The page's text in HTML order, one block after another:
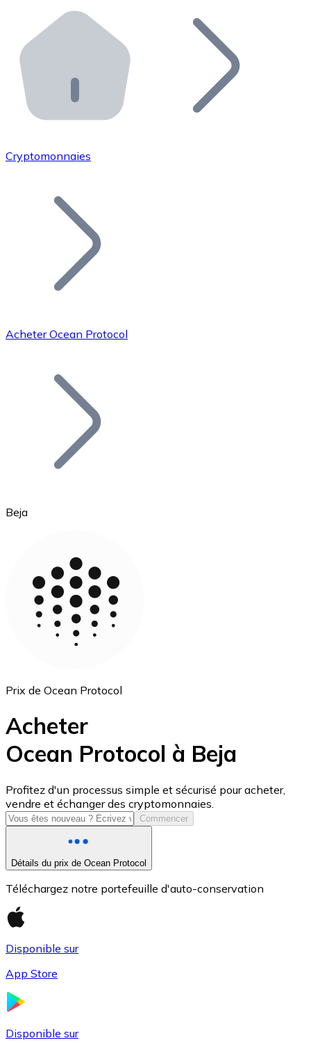
Distributeurs automatiques Bitnovo
Intégrez un ATM Bitnovo dans votre entreprise et
API Bitnovo
Intégrez notre API dans votre écosystème.
Rejoignez notre réseau de distributeurs et
Ajoutez le token de votre projet à notre service
Bitcoin
Ethereum
ETH
USD Coin
USDC
Cryptomonnaies
Acheter Ocean Protocol
Beja
Prix de Ocean Protocol
Acheter
Ocean Protocol à Beja
Profitez d'un processus simple et sécurisé pour acheter,
vendre et échanger des cryptomonnaies.
Commencer
Détails du prix de Ocean Protocol
Téléchargez notre portefeuille d'auto-conservation
Disponible sur
App Store
Disponible sur